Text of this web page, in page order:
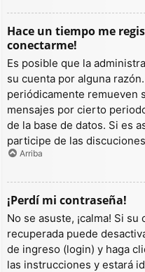
Hace un tiempo me
conectarme!
Es posible que la
su cuenta por alguna
periódicamente remueven
mensajes por cierto
de la base de datos. Si es
participe de las
Arriba
¡Perdí mi contraseña!
No se asuste, ¡calma! Si
recuperada puede
de ingreso (login) y haga
las instrucciones y estará